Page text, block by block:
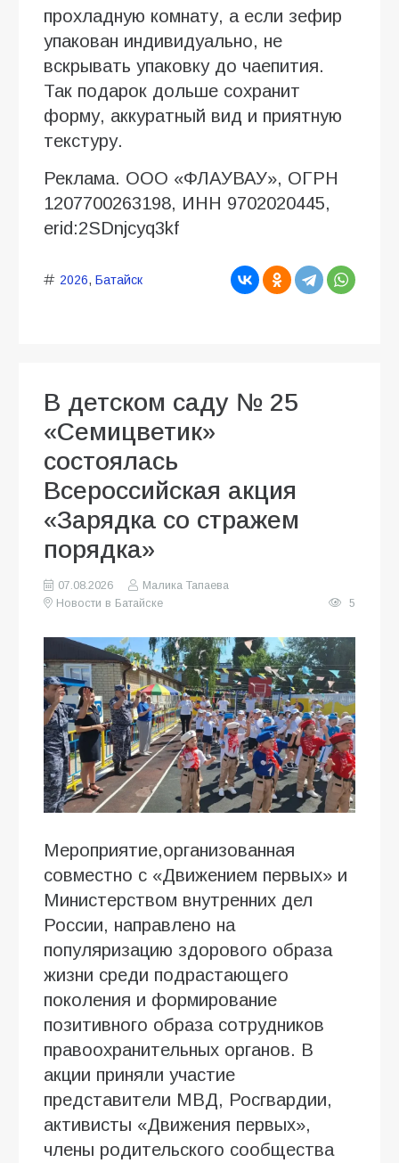
прохладную комнату, а если зефир
упакован индивидуально, не
вскрывать упаковку до чаепития.
Так подарок дольше сохранит
форму, аккуратный вид и приятную
текстуру.
Реклама. ООО «ФЛАУВАУ», ОГРН
1207700263198, ИНН 9702020445,
erid:2SDnjcyq3kf
2026, Батайск
В детском саду № 25
«Семицветик»
состоялась
Всероссийская акция
«Зарядка со стражем
порядка»
07.08.2026
Малика Тапаева
Новости в Батайске
5
Мероприятие,организованная
совместно с «Движением первых» и
Министерством внутренних дел
России, направлено на
популяризацию здорового образа
жизни среди подрастающего
поколения и формирование
позитивного образа сотрудников
правоохранительных органов. В
акции приняли участие
представители МВД, Росгвардии,
активисты «Движения первых»,
члены родительского сообщества